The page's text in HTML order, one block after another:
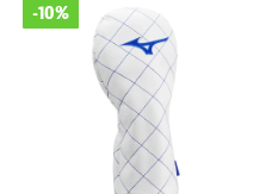
-10%